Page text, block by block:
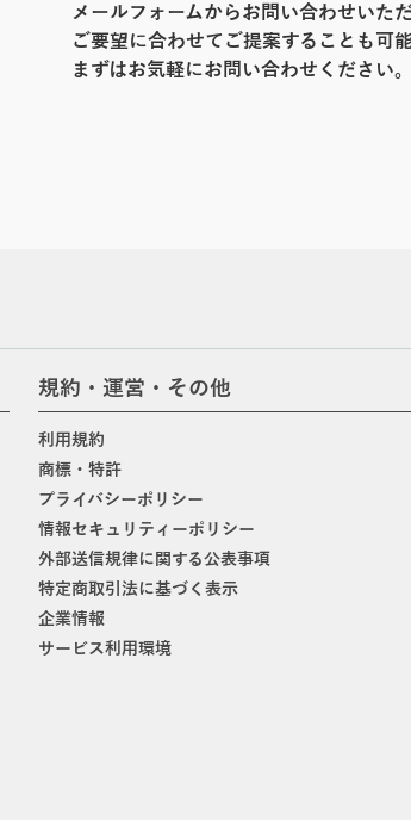
メールフォームからお問い合わせいた
ご要望に合わせてご提案することも可能
まずはお気軽にお問い合わせください。
規約・運営・その他
利用規約
商標・特許
プライバシーポリシー
情報セキュリティーポリシー
外部送信規律に関する公表事項
特定商取引法に基づく表示
企業情報
サービス利用環境